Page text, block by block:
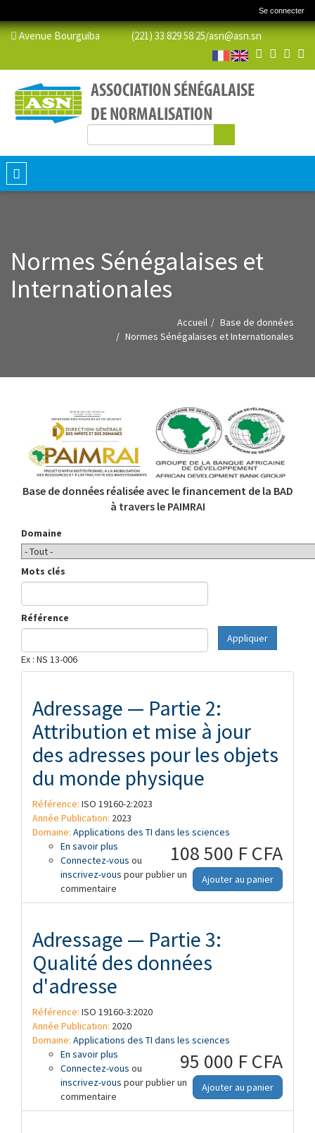
Se connecter
Avenue Bourguiba (221) 33 829 58 25/asn@asn.sn
Formulaire de recherche
Toggle
navigation
Normes Sénégalaises et
Internationales
Accueil
Base de données
Normes Sénégalaises et Internationales
Base de données réalisée avec le financement de la BAD
à travers le PAIMRAI
Domaine
Mots clés
Référence
Ex : NS 13-006
Appliquer
Adressage — Partie 2:
Attribution et mise à jour
des adresses pour les objets
du monde physique
Référence: ISO 19160-2:2023
Année Publication: 2023
Domaine: Applications des TI dans les sciences
108 500 F CFA
Ajouter au panier
En savoir plus à propos de Adressage — Partie 2:
Attribution et mise à jour des adresses
pour les objets du monde physique
Connectez-vous ou
inscrivez-vous pour publier un
commentaire
Adressage — Partie 3:
Qualité des données
d'adresse
Référence: ISO 19160-3:2020
Année Publication: 2020
Domaine: Applications des TI dans les sciences
95 000 F CFA
Ajouter au panier
En savoir plus à propos de Adressage — Partie 3:
Qualité des données d'adresse
Connectez-vous ou
inscrivez-vous pour publier un
commentaire